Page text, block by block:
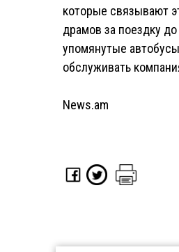
которые связывают
драмов за поездку
упомянутые
обслуживать
News.am